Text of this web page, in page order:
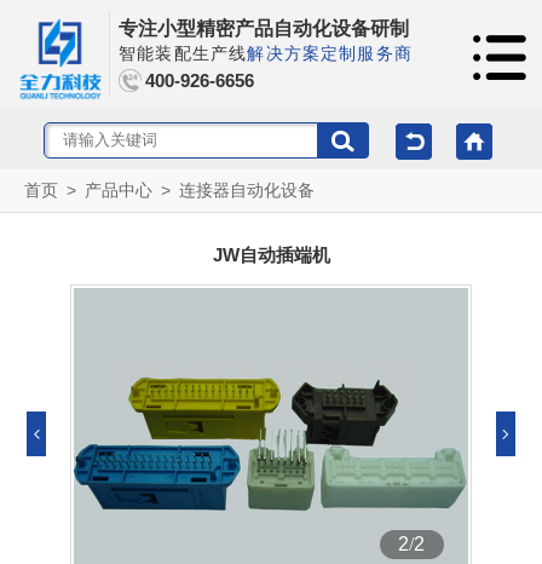
专注小型精密产品自动化设备研制
智能装配生产线解决方案定制服务商
400-926-6656
首页 > 产品中心 > 连接器自动化设备
JW自动插端机
2/2